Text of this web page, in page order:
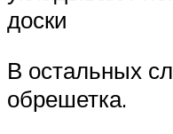
доски
В остальных
обрешетка.